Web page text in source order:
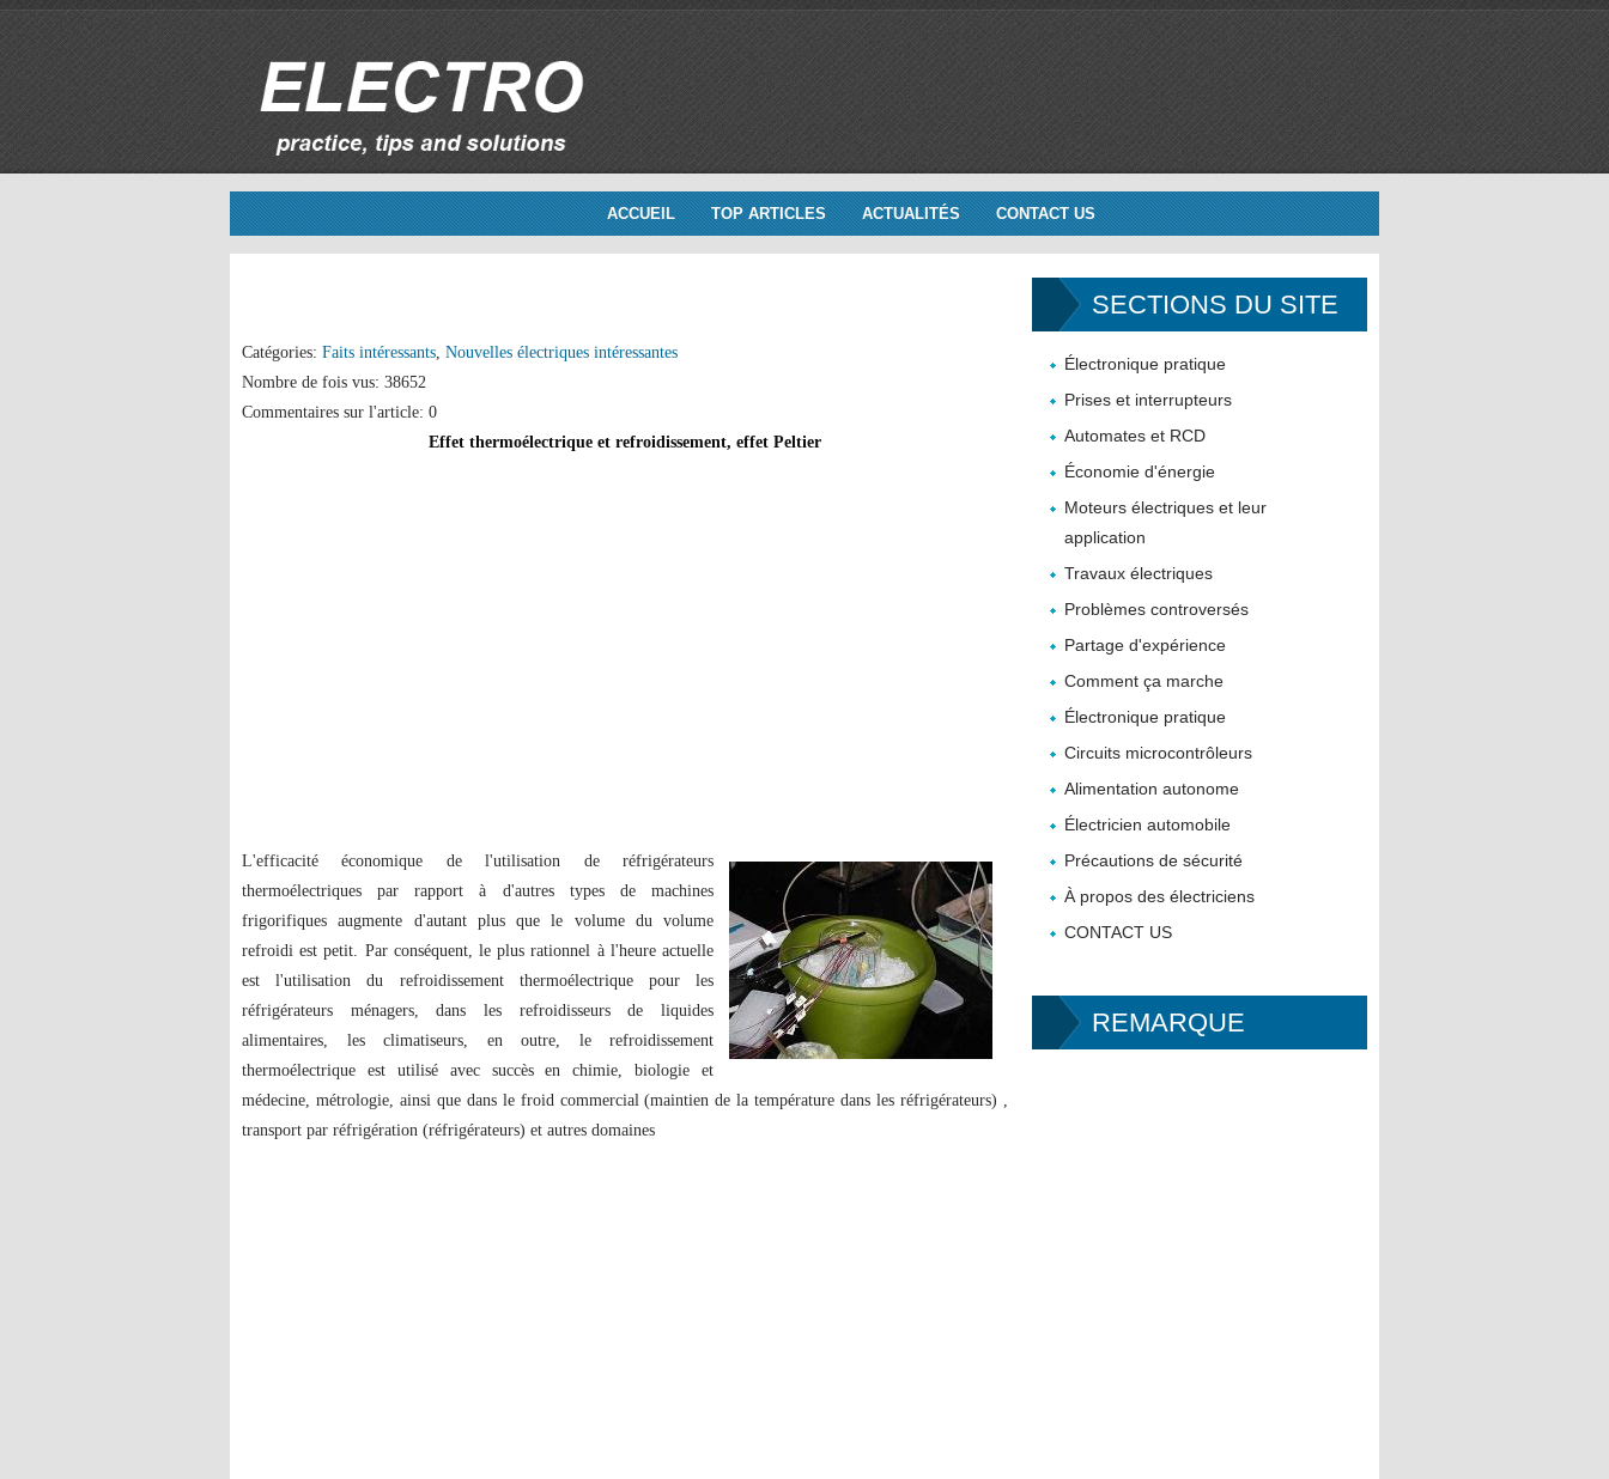
ACCUEIL TOP ARTICLES ACTUALITÉS CONTACT US
Catégories: Faits intéressants, Nouvelles électriques intéressantes
Nombre de fois vus: 38652
Commentaires sur l'article: 0
Effet thermoélectrique et refroidissement, effet Peltier
L'efficacité économique de l'utilisation de réfrigérateurs
thermoélectriques par rapport à d'autres types de machines
frigorifiques augmente d'autant plus que le volume du volume
refroidi est petit. Par conséquent, le plus rationnel à l'heure actuelle
est l'utilisation du refroidissement thermoélectrique pour les
réfrigérateurs ménagers, dans les refroidisseurs de liquides
alimentaires, les climatiseurs, en outre, le refroidissement
thermoélectrique est utilisé avec succès en chimie, biologie et
médecine, métrologie, ainsi que dans le froid commercial (maintien de la température dans les réfrigérateurs) ,
transport par réfrigération (réfrigérateurs) et autres domaines
SECTIONS DU SITE
Électronique pratique
Prises et interrupteurs
Automates et RCD
Économie d'énergie
Moteurs électriques et leur
application
Travaux électriques
Problèmes controversés
Partage d'expérience
Comment ça marche
Électronique pratique
Circuits microcontrôleurs
Alimentation autonome
Électricien automobile
Précautions de sécurité
À propos des électriciens
CONTACT US
REMARQUE